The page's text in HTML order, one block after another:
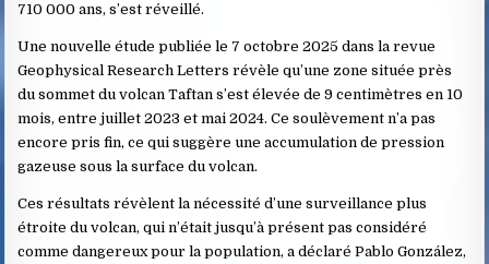
710 000 ans, s’est réveillé.
Une nouvelle étude publiée le 7 octobre 2025 dans la revue
Geophysical Research Letters révèle qu’une zone située près
du sommet du volcan Taftan s’est élevée de 9 centimètres en 10
mois, entre juillet 2023 et mai 2024. Ce soulèvement n’a pas
encore pris fin, ce qui suggère une accumulation de pression
gazeuse sous la surface du volcan.
Ces résultats révèlent la nécessité d’une surveillance plus
étroite du volcan, qui n’était jusqu’à présent pas considéré
comme dangereux pour la population, a déclaré Pablo González,